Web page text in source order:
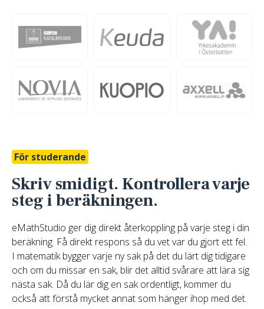
För studerande
Skriv smidigt. Kontrollera varje
steg i beräkningen.
eMathStudio ger dig direkt återkoppling på varje steg i din
beräkning. Få direkt respons så du vet var du gjort ett fel.
I matematik bygger varje ny sak på det du lärt dig tidigare
och om du missar en sak, blir det alltid svårare att lära sig
nästa sak. Då du lär dig en sak ordentligt, kommer du
också att förstå mycket annat som hänger ihop med det.